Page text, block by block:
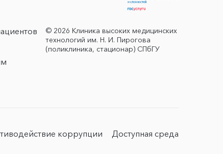
© 2026 Клиника высоких медицинских
технологий им. Н. И. Пирогова
(поликлиника, стационар) СПбГУ
коррупции Доступная среда